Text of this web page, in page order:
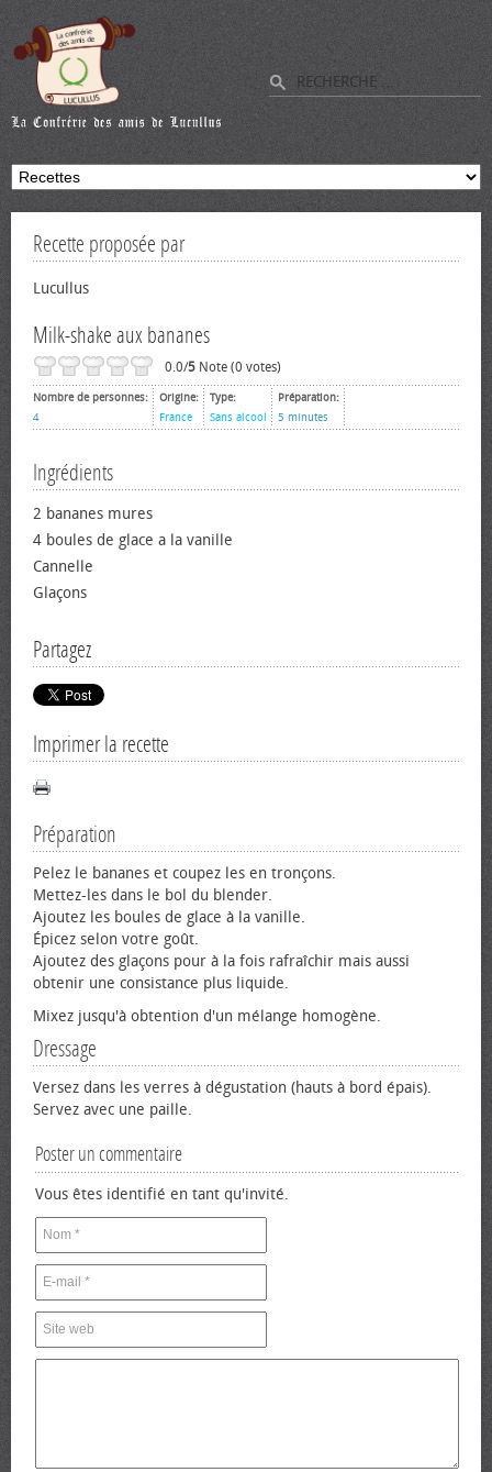
Recette proposée par
Lucullus
Milk-shake aux bananes
0.0/5 Note (0 votes)
Nombre de personnes:
4
Origine:
France
Type:
Sans alcool
Préparation:
5 minutes
Ingrédients
2 bananes mures
4 boules de glace a la vanille
Cannelle
Glaçons
Partagez
Imprimer la recette
Préparation
Pelez le bananes et coupez les en tronçons.
Mettez-les dans le bol du blender.
Ajoutez les boules de glace à la vanille.
Épicez selon votre goût.
Ajoutez des glaçons pour à la fois rafraîchir mais aussi
obtenir une consistance plus liquide.
Mixez jusqu'à obtention d'un mélange homogène.
Dressage
Versez dans les verres à dégustation (hauts à bord épais).
Servez avec une paille.
Poster un commentaire
Vous êtes identifié en tant qu'invité.